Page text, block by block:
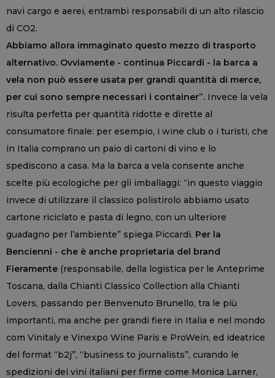
navi cargo e aerei, entrambi responsabili di un alto rilascio
di CO2.
Abbiamo allora immaginato questo mezzo di trasporto
alternativo. Ovviamente - continua Piccardi - la barca a
vela non può essere usata per grandi quantità di merce,
per cui sono sempre necessari i container”. Invece la vela
risulta perfetta per quantità ridotte e dirette al
consumatore finale: per esempio, i wine club o i turisti, che
in Italia comprano un paio di cartoni di vino e lo
spediscono a casa. Ma la barca a vela consente anche
scelte più ecologiche per gli imballaggi: “in questo viaggio
invece di utilizzare il classico polistirolo abbiamo usato
cartone riciclato e pasta di legno, con un ulteriore
guadagno per l’ambiente” spiega Piccardi. Per la
Bencienni - che è anche proprietaria del brand
Fieramente (responsabile, della logistica per le Anteprime
Toscana, dalla Chianti Classico Collection alla Chianti
Lovers, passando per Benvenuto Brunello, tra le più
importanti, ma anche per grandi fiere in Italia e nel mondo
com Vinitaly e Vinexpo Wine Paris e ProWein, ed ideatrice
del format “b2j”, “business to journalists”, curando le
spedizioni dei vini italiani per firme come Monica Larner,